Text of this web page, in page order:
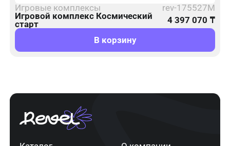
Игровые комплексы
rev-175527М
Игровой комплекс Космический
старт
4 397 070 ₸
В корзину